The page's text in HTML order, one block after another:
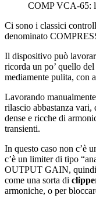
COMP VCA-65:
Ci sono i classici
denominato
Il dispositivo può
ricorda un po’ quello
mediamente pulita, con
Lavorando
rilascio abbastanza vari,
dense e ricche di
transienti.
In questo caso non c’è
c’è un limiter di tipo
OUTPUT GAIN, quindi
come una sorta di
armoniche, o per